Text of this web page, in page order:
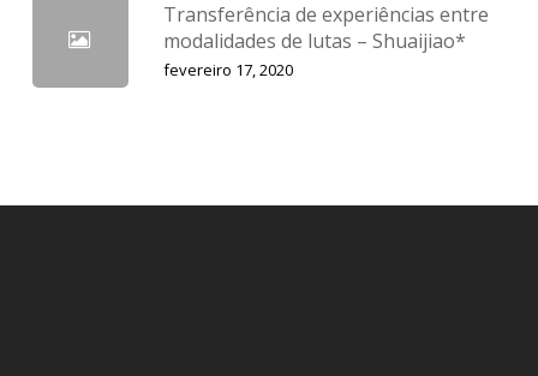
Transferência de experiências entre
modalidades de lutas – Shuaijiao*
fevereiro 17, 2020